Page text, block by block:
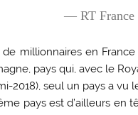
— RT France
millionnaires en
pays qui, avec le
2018), seul un pays a
pays est d’ailleurs